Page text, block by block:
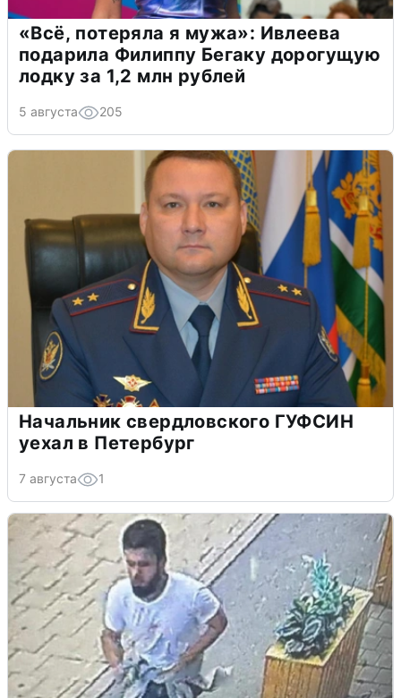
«Всё, потеряла я мужа»: Ивлеева
подарила Филиппу Бегаку дорогущую
лодку за 1,2 млн рублей
5 августа 205
Начальник свердловского ГУФСИН
уехал в Петербург
7 августа 1